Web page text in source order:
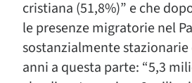
cristiana (51,8%)” e che
le presenze migratorie nel
sostanzialmente stazionarie
anni a questa parte: “5,3